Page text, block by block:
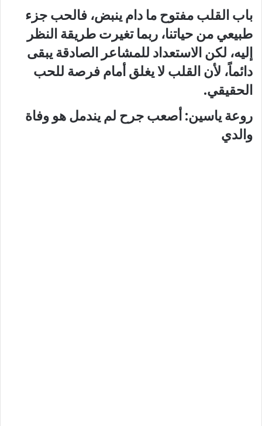
باب القلب مفتوح ما دام ينبض، فالحب جزء
طبيعي من حياتنا، ربما تغيرت طريقة النظر
إليه، لكن الاستعداد للمشاعر الصادقة يبقى
دائماً، لأن القلب لا يغلق أمام فرصة للحب
الحقيقي.
روعة ياسين: أصعب جرح لم يندمل هو وفاة
والدي